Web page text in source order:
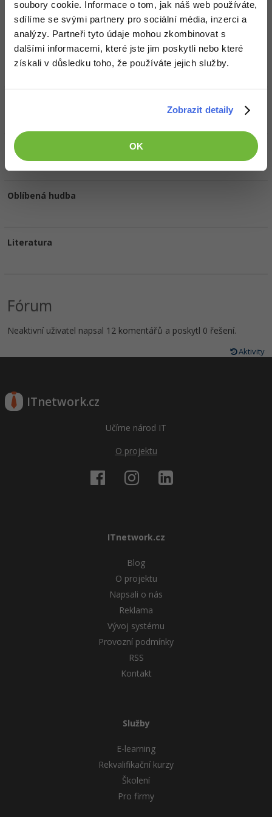
soubory cookie. Informace o tom, jak náš web používáte,
sdílíme se svými partnery pro sociální média, inzerci a
analýzy. Partneři tyto údaje mohou zkombinovat s
dalšími informacemi, které jste jim poskytli nebo které
získali v důsledku toho, že používáte jejich služby.
Zobrazit detaily
OK
Doplňující informace
Oblíbené IDE, Editor
Oblíbené filmy/seriály
Oblíbená hudba
Literatura
Fórum
Neaktivní uživatel napsal 12 komentářů a poskytl 0 řešení.
Aktivity
ITnetwork.cz
Učíme národ IT
O projektu
ITnetwork.cz
Blog
O projektu
Napsali o nás
Reklama
Vývoj systému
Provozní podmínky
RSS
Kontakt
Služby
E-learning
Rekvalifikační kurzy
Školení
Pro firmy